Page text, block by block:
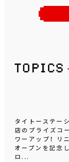
タイトーステー
店のプライズコ
ワーアップ！ リ
オープンを記念
ロ...